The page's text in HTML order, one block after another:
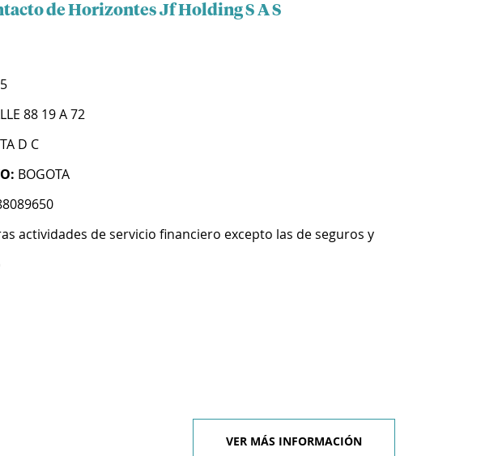
de Horizontes Jf Holding S A S
88 19 A 72
D C
BOGOTA
actividades de servicio financiero excepto las de seguros y
VER MÁS INFORMACIÓN